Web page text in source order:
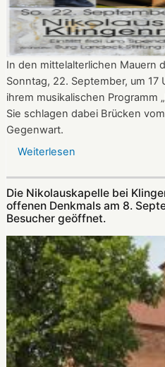
In den mittelalterlichen Mauern
Sonntag, 22. September, um 17
ihrem musikalischen Programm
Sie schlagen dabei Brücken
Gegenwart.
Weiterlesen
September:
„Troubadoure“
in
der
Nikolauskapelle
Die Nikolauskapelle bei
offenen Denkmals am 8.
Besucher geöffnet.